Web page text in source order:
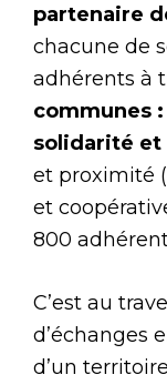
partenaire
chacune de
adhérents à
communes
solidarité et
et proximité
et
800
C’est au
d’échanges
d’un